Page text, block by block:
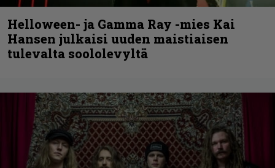
Helloween- ja Gamma Ray -mies Kai
Hansen julkaisi uuden maistiaisen
tulevalta soololevyltä